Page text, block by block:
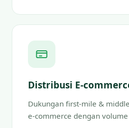
Distribusi E-
Dukungan first-mile &
e-commerce dengan